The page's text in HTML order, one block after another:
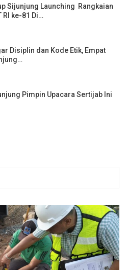
Sijunjung Launching Rangkaian
RI ke-81 Di…
Disiplin dan Kode Etik, Empat
Pimpin Upacara Sertijab Ini